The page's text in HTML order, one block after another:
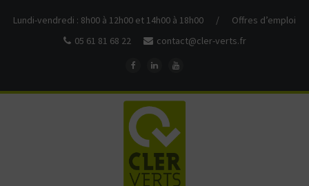
Lundi-vendredi : 8h00 à 12h00 et 14h00 à 18h00 /
Offres d’emploi
05 61 81 68 22
contact@cler-verts.fr